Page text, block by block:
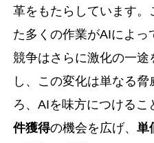
革をもたらしています
た多くの作業がAIによっ
競争はさらに激化の一
し、この変化は単なる
ろ、AIを味方につけるこ
件獲得の機会を広げ、単